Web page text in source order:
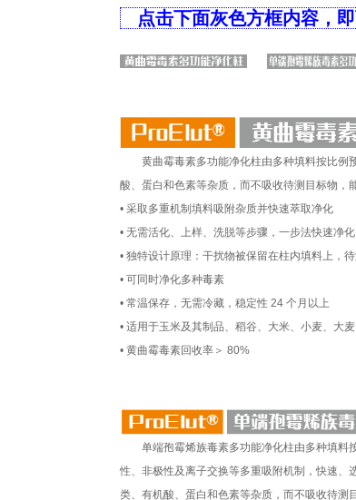
点击下面灰色方框内容，
黄曲霉毒素多功能净化柱由多种填料按比例
酸、蛋白和色素等杂质，而不吸收待测目标物，
• 采取多重机制填料吸附杂质并快速萃取净化
• 无需活化、上样、洗脱等步骤，一步法快速净化
• 独特设计原理：干扰物被保留在柱内填料上，
• 可同时净化多种毒素
• 常温保存，无需冷藏，稳定性 24 个月以上
• 适用于玉米及其制品、稻谷、大米、小麦、大
• 黄曲霉毒素回收率＞ 80%
单端孢霉烯族毒素多功能净化柱由多种填料
性、非极性及离子交换等多重吸附机制，快速、
类、有机酸、蛋白和色素等杂质，而不吸收待测